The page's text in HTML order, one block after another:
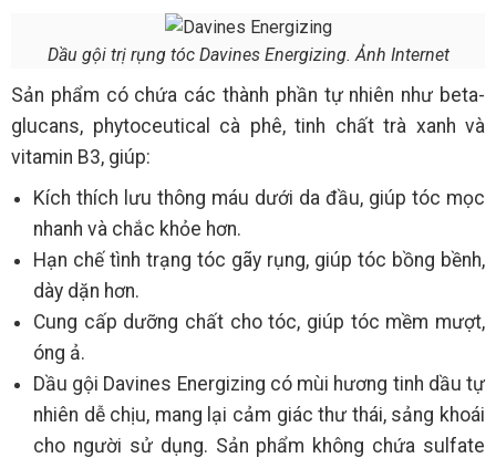
Dầu gội trị rụng tóc Davines Energizing. Ảnh Internet
Sản phẩm có chứa các thành phần tự nhiên như beta-
glucans, phytoceutical cà phê, tinh chất trà xanh và
vitamin B3, giúp:
Kích thích lưu thông máu dưới da đầu, giúp tóc mọc
nhanh và chắc khỏe hơn.
Hạn chế tình trạng tóc gãy rụng, giúp tóc bồng bềnh,
dày dặn hơn.
Cung cấp dưỡng chất cho tóc, giúp tóc mềm mượt,
óng ả.
Dầu gội Davines Energizing có mùi hương tinh dầu tự
nhiên dễ chịu, mang lại cảm giác thư thái, sảng khoái
cho người sử dụng. Sản phẩm không chứa sulfate